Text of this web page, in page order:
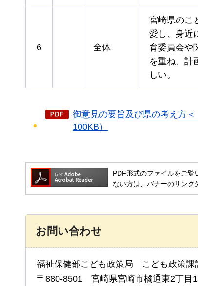
6 全体
宮崎県のこ
愛し、身近
育委員会や
を重ね、計
しい。
御意見の要旨及び県の考え方
100KB）
PDF形式のファイルをご
ない方は、バナーのリンク
お問い合わせ
福祉保健部こども政策局 こども政策課
〒880-8501 宮崎県宮崎市橘通東2丁目